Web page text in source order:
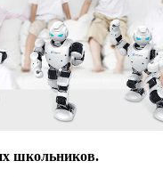
школьников.